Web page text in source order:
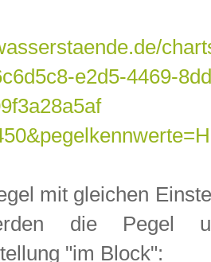
e2d5-4469-
mit gleichen
die Pegel
"im Block":